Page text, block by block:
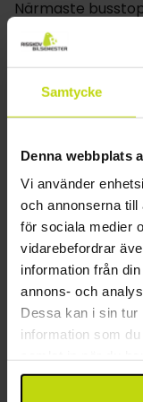
Samtycke
Denna webbplats
Vi använder
och annonserna till
för sociala medier
vidarebefordrar
information från
annons- och
Dessa kan i sin tur
information som
Om
Herrgårdens
charm, med
bokas med en
bjuder även på
upplevelse.
Närmaste
Närmaste
Övrigt
Gratis parkering
Gratis internet
Hiss
Våningar: 2
Byggår: 1871
Restaurang
Restaurang
Restaurangen är
Restaurangen är